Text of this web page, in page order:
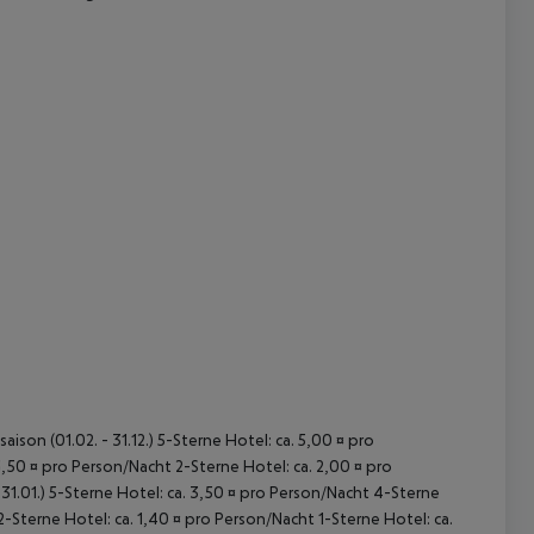
(01.02. - 31.12.) 5-Sterne Hotel: ca. 5,00 ¤ pro
¤ pro Person/Nacht 2-Sterne Hotel: ca. 2,00 ¤ pro
5-Sterne Hotel: ca. 3,50 ¤ pro Person/Nacht 4-Sterne
Hotel: ca. 1,40 ¤ pro Person/Nacht 1-Sterne Hotel: ca.